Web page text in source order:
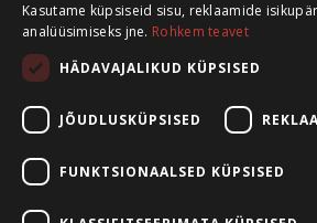
LIITUN UUDISKIRJAGA
Koolitusruum ja kontor: Telliskivi 60/A3,
+372 5388 4854
info@speaksmart.ee
Leia meid sotsiaalmeediast:
Kasutame küpsiseid sisu, reklaamide
analüüsimiseks jne. Rohkem teavet
HÄDAVAJALIKUD KÜPSISED
JÕUDLUSKÜPSISED
FUNKTSIONAALSED KÜPSISED